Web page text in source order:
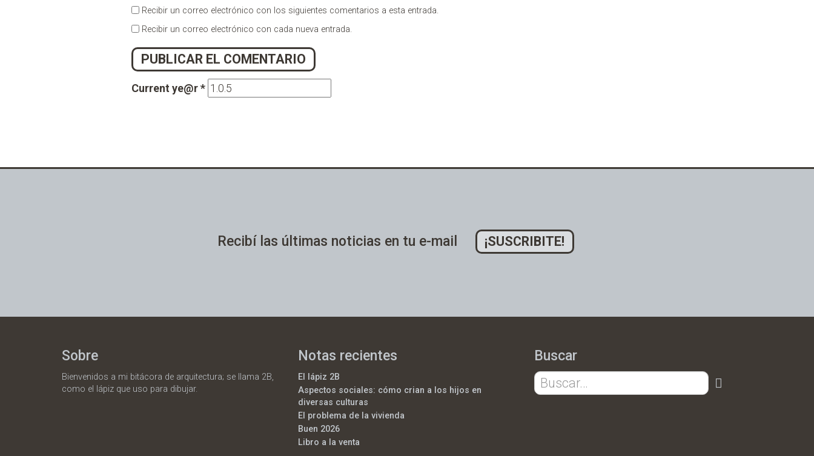
Recibir un correo electrónico con los siguientes comentarios a esta entrada.
Recibir un correo electrónico con cada nueva entrada.
Current ye@r*
Recibí las últimas noticias en tu e-mail ¡SUSCRIBITE!
Sobre
Bienvenidos a mi bitácora de arquitectura; se llama 2B,
como el lápiz que uso para dibujar.
Notas recientes
El lápiz 2B
Aspectos sociales: cómo crian a los hijos en
diversas culturas
El problema de la vivienda
Buen 2026
Libro a la venta
Buscar